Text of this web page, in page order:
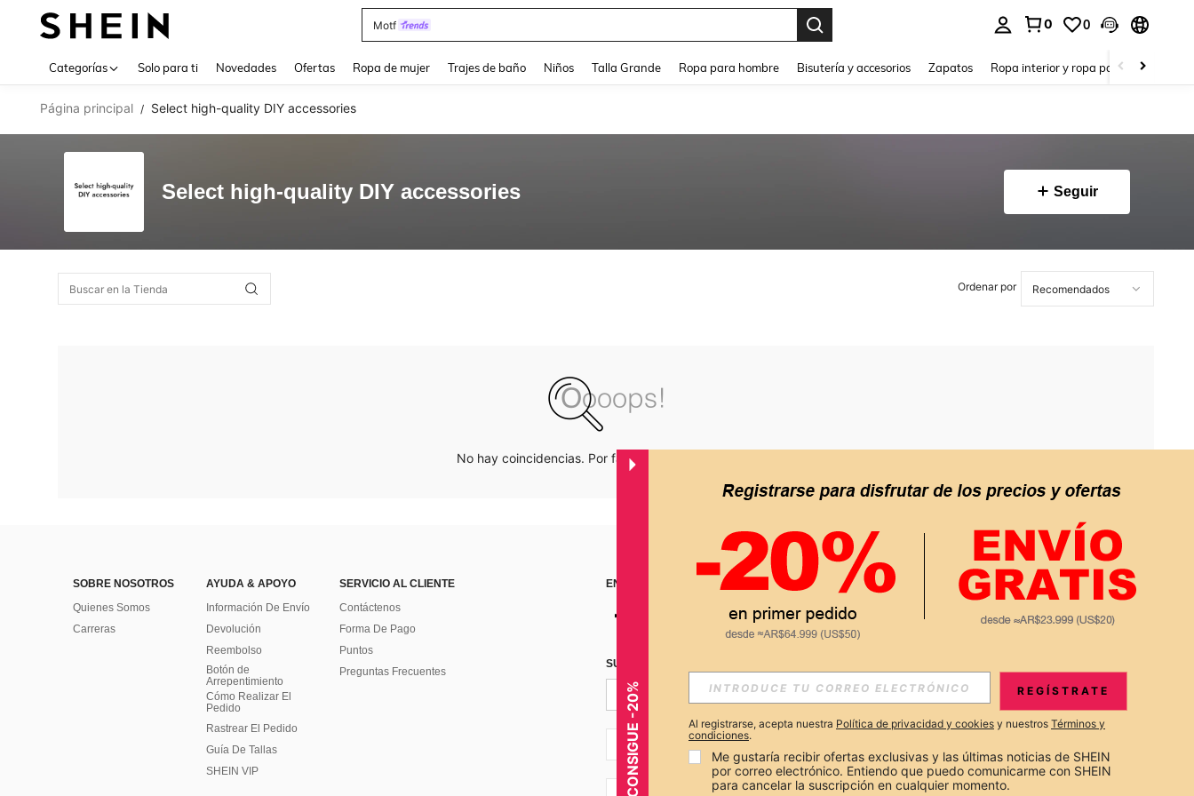
Motf
0 0
Categorías Solo para ti Novedades Ofertas Ropa de mujer Trajes de baño Niños Talla Grande Ropa para hombre Bisutería y accesorios Zapatos Ropa interior y ropa para dormir
Página principal / Select high-quality DIY accessories
Select high-quality DIY accessories Seguir
Ordenar por
No hay coincidencias. Por favor inténtalo de nuevo.
SOBRE NOSOTROS
Quienes Somos
Carreras
AYUDA & APOYO
Información De Envío
Devolución
Reembolso
Botón de
Arrepentimiento
Cómo Realizar El
Pedido
Rastrear El Pedido
Guía De Tallas
SHEIN VIP
SERVICIO AL CLIENTE
Contáctenos
Forma De Pago
Puntos
Preguntas Frecuentes
ENCUÉNTRANOS EN APP
SUSCRÍBETE PARA RECIBIR OFERTAS EXCLUSIVAS, PROMOCIONES Y NOTICIAS DE SHEIN
Suscribir
AR + 54
CONSIGUE -20% REGÍSTRATE
Al registrarse, acepta nuestra Política de privacidad y cookies y nuestros Términos y
condiciones.
Me gustaría recibir ofertas exclusivas y las últimas noticias de SHEIN
por correo electrónico. Entiendo que puedo comunicarme con SHEIN
para cancelar la suscripción en cualquier momento.